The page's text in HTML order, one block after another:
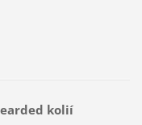
kolií